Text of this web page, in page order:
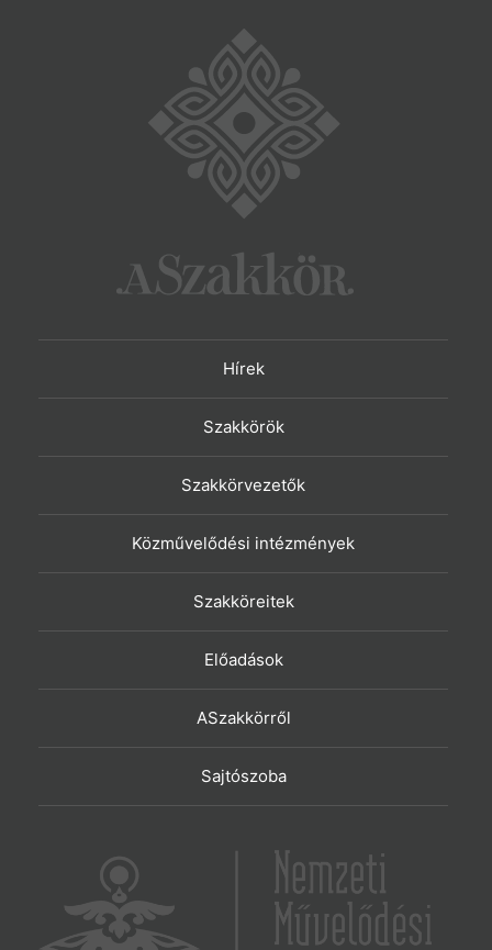
Hírek
Szakkörök
Szakkörvezetők
Közművelődési intézmények
Szakköreitek
Előadások
ASzakkörről
Sajtószoba